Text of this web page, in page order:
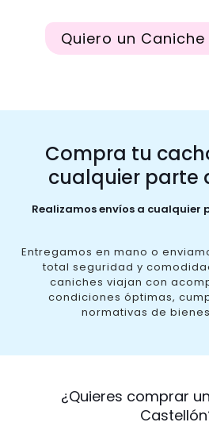
Quiero un
Compra tu
cualquier parte
Realizamos envíos a cualquier
Entregamos en mano o
total seguridad y
caniches viajan con
condiciones óptimas,
normativas de
¿Quieres comprar